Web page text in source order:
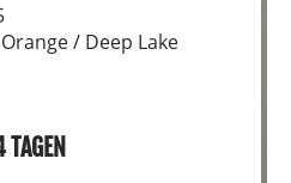
/ Deep Lake
TAGEN